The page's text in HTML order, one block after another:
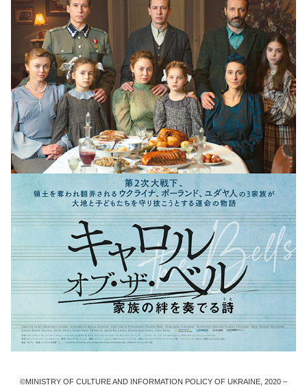
©MINISTRY OF CULTURE AND INFORMATION POLICY OF UKRAINE, 2020 –